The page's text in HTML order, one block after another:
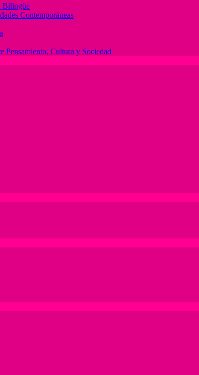
Bilingüe
Contemporáneas
Pensamiento, Cultura y Sociedad